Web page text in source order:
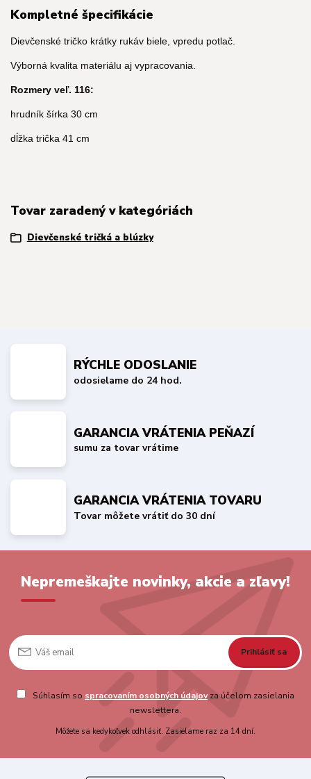
Kompletné špecifikácie
Dievčenské tričko krátky rukáv biele, vpredu potlač.
Výborná kvalita materiálu aj vypracovania.
Rozmery veľ. 116:
hrudník šírka 30 cm
dĺžka trička 41 cm
Tovar zaradený v kategóriách
Dievčenské tričká a blúzky
RÝCHLE ODOSLANIE
odosielame do 24 hod.
GARANCIA VRÁTENIA PEŇAZÍ
sumu za tovar vrátime
GARANCIA VRÁTENIA TOVARU
Tovar môžete vrátiť do 30 dní
Nepremeškajte novinky, akcie a zľavy!
Prihlásiť sa
Súhlasím so spracovaním osobných údajovza účelom zasielania
newslettera.
Môžete sa kedykoľvek odhlásiť. Zasielame raz za 14 dní.